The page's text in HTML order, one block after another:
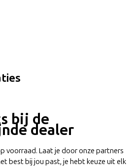
bij de
dealer
voorraad. Laat je door onze partners
best bij jou past, je hebt keuze uit elk